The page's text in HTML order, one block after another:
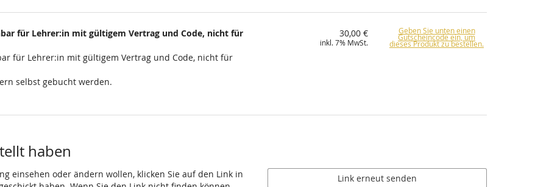
für Lehrer:in mit gültigem Vertrag und Code, nicht für
für Lehrer:in mit gültigem Vertrag und Code, nicht für
selbst gebucht werden.
30,00 €
inkl. 7% MwSt.
Geben Sie unten einen
Gutscheincode ein, um
dieses Produkt zu bestellen.
haben
einsehen oder ändern wollen, klicken Sie auf den Link in
Link erneut senden